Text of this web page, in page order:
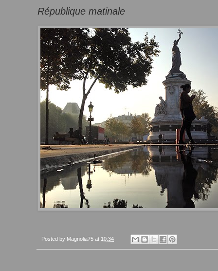
République matinale
Posted by Magnolia75 at 10:34